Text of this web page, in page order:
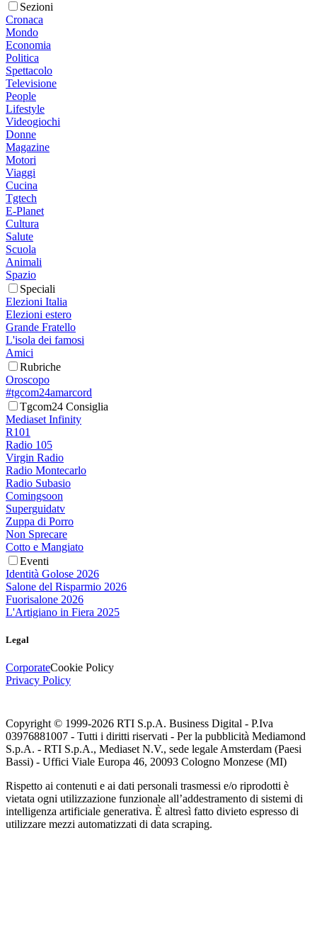
Sezioni
Cronaca
Mondo
Economia
Politica
Spettacolo
Televisione
People
Lifestyle
Videogiochi
Donne
Magazine
Motori
Viaggi
Cucina
Tgtech
E-Planet
Cultura
Salute
Scuola
Animali
Spazio
Speciali
Elezioni Italia
Elezioni estero
Grande Fratello
L'isola dei famosi
Amici
Rubriche
Oroscopo
#tgcom24amarcord
Tgcom24 Consiglia
Mediaset Infinity
R101
Radio 105
Virgin Radio
Radio Montecarlo
Radio Subasio
Comingsoon
Superguidatv
Zuppa di Porro
Non Sprecare
Cotto e Mangiato
Eventi
Identità Golose 2026
Salone del Risparmio 2026
Fuorisalone 2026
L'Artigiano in Fiera 2025
Legal
CorporateCookie Policy
Privacy Policy
Copyright © 1999-2026 RTI S.p.A. Business Digital - P.Iva
03976881007 - Tutti i diritti riservati - Per la pubblicità Mediamond
S.p.A. - RTI S.p.A., Mediaset N.V., sede legale Amsterdam (Paesi
Bassi) - Uffici Viale Europa 46, 20093 Cologno Monzese (MI)
Rispetto ai contenuti e ai dati personali trasmessi e/o riprodotti è
vietata ogni utilizzazione funzionale all’addestramento di sistemi di
intelligenza artificiale generativa. È altresì fatto divieto espresso di
utilizzare mezzi automatizzati di data scraping.